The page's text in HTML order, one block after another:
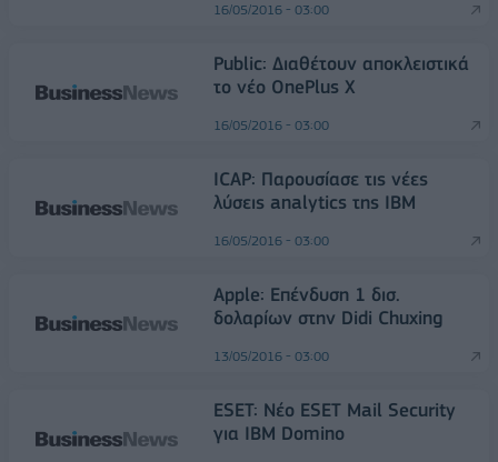
16/05/2016 - 03:00
Public: Διαθέτουν αποκλειστικά
το νέο OnePlus X
16/05/2016 - 03:00
ICAP: Παρουσίασε τις νέες
λύσεις analytics της ΙΒΜ
16/05/2016 - 03:00
Apple: Επένδυση 1 δισ.
δολαρίων στην Didi Chuxing
13/05/2016 - 03:00
ESET: Νέο ESET Mail Security
για IBM Domino